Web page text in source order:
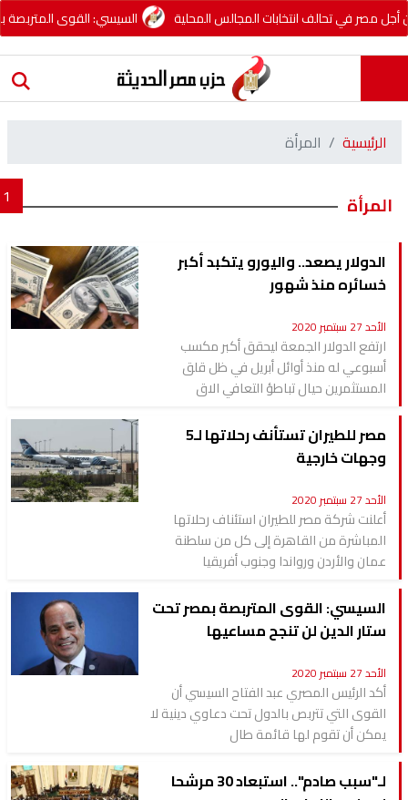
في تحالف انتخابات المجالس المحلية السيسي: القوى المتربصة
الرئيسية المرأة
المرأة
الدولار يصعد.. واليورو يتكبد أكبر
خسائره منذ شهور
الأحد 27 سبتمبر 2020
ارتفع الدولار الجمعة ليحقق أكبر مكسب
أسبوعي له منذ أوائل أبريل في ظل قلق
المستثمرين حيال تباطؤ التعافي الاق
مصر للطيران تستأنف رحلاتها لـ5
وجهات خارجية
الأحد 27 سبتمبر 2020
أعلنت شركة مصر للطيران استئناف رحلاتها
المباشرة من القاهرة إلى كل من سلطنة
عمان والأردن ورواندا وجنوب أفريقيا
السيسي: القوى المتربصة بمصر تحت
ستار الدين لن تنجح مساعيها
الأحد 27 سبتمبر 2020
أكد الرئيس المصري عبد الفتاح السيسي أن
القوى التي تتربص بالدول تحت دعاوي دينية لا
يمكن أن تقوم لها قائمة طال
لـ"سبب صادم".. استبعاد 30 مرشحا